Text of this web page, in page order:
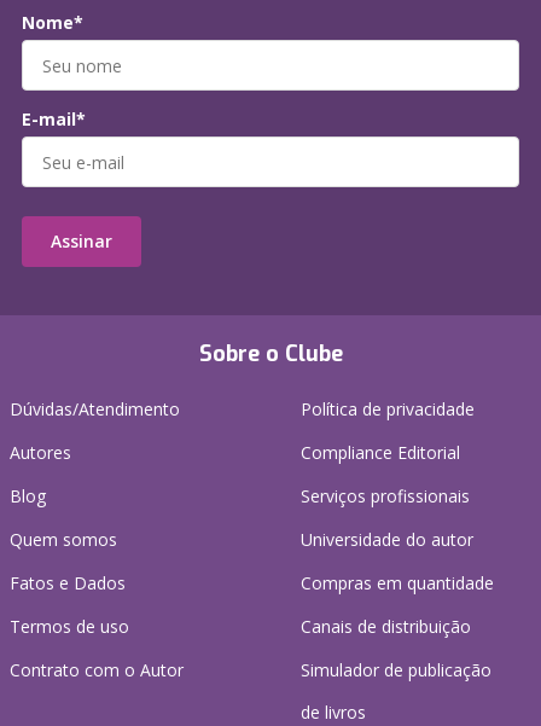
Sobre o Clube
Dúvidas/Atendimento
Autores
Blog
Quem somos
Fatos e Dados
Termos de uso
Contrato com o Autor
Política de privacidade
Compliance Editorial
Serviços profissionais
Universidade do autor
Compras em quantidade
Canais de distribuição
Simulador de publicação
de livros
Nome*
E-mail*
Assinar